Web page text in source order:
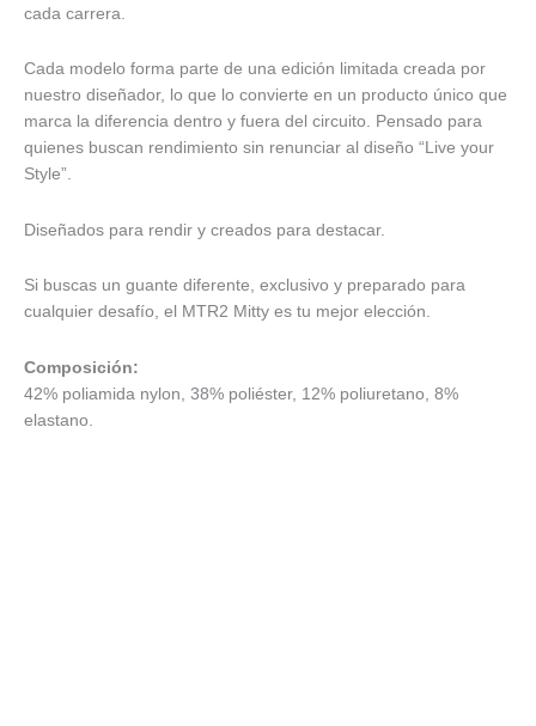
cada carrera.
Cada modelo forma parte de una edición limitada creada por
nuestro diseñador, lo que lo convierte en un producto único que
marca la diferencia dentro y fuera del circuito. Pensado para
quienes buscan rendimiento sin renunciar al diseño “Live your
Style”.
Diseñados para rendir y creados para destacar.
Si buscas un guante diferente, exclusivo y preparado para
cualquier desafío, el MTR2 Mitty es tu mejor elección.
Composición:
42% poliamida nylon, 38% poliéster, 12% poliuretano, 8%
elastano.